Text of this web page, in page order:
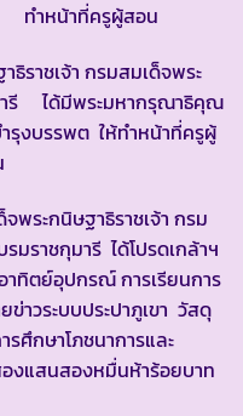
ำหน้าที่ครูผู้สอน
ชเจ้า กรมสมเด็จพระ
ารี ได้มีพระมหากรุณาธิคุณ
รุงบรรพต ให้ทำหน้าที่ครูผู้
กนิษฐาธิราชเจ้า กรม
มราชกุมารี ได้โปรดเกล้าฯ
าทิตย์อุปกรณ์ การเรียนการ
าวระบบประปาภูเขา วัสดุ
ศึกษาโภชนาการและ
งแสนสองหมื่นห้าร้อยบาท